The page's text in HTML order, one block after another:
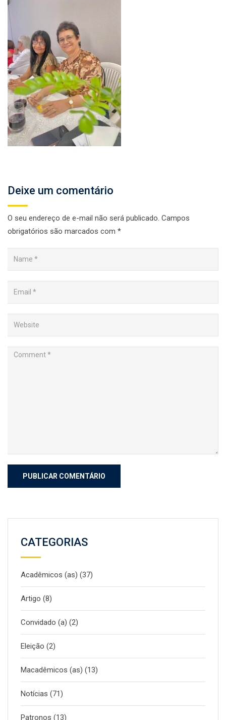
Deixe um comentário
O seu endereço de e-mail não será publicado. Campos
obrigatórios são marcados com *
CATEGORIAS
Acadêmicos (as) (37)
Artigo (8)
Convidado (a) (2)
Eleição (2)
Macadêmicos (as) (13)
Notícias (71)
Patronos (13)